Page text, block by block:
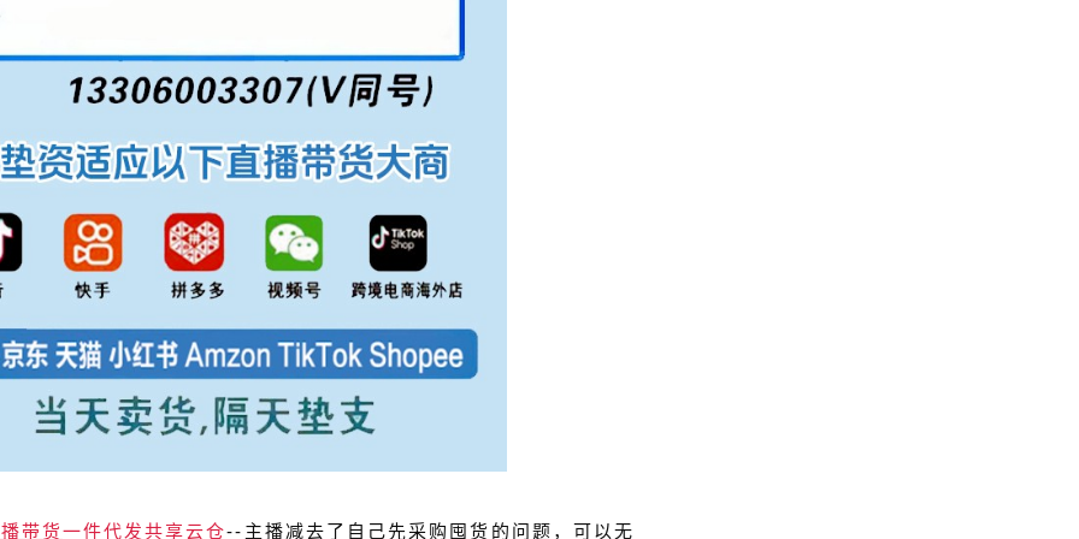
带货一件代发共享云仓--主播减去了自己先采购囤货的问题，可以无